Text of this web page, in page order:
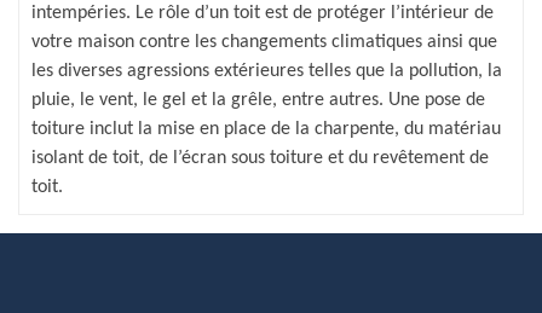
intempéries. Le rôle d’un toit est de protéger l’intérieur de
votre maison contre les changements climatiques ainsi que
les diverses agressions extérieures telles que la pollution, la
pluie, le vent, le gel et la grêle, entre autres. Une pose de
toiture inclut la mise en place de la charpente, du matériau
isolant de toit, de l’écran sous toiture et du revêtement de
toit.